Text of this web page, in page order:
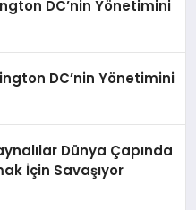
DC’nin Yönetimini
DC’nin Yönetimini
Dünya Çapında
İçin Savaşıyor